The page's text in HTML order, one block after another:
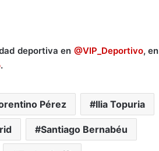
deportiva en @VIP_Deportivo, en
.
Pérez Ilia Topuria
Santiago Bernabéu